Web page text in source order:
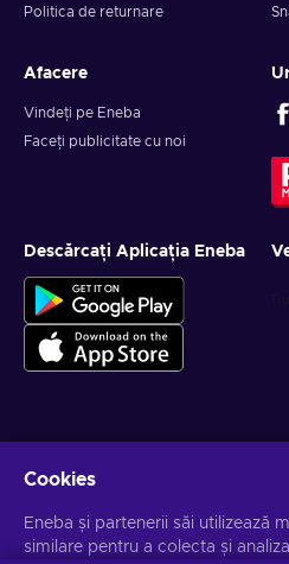
Politica de returnare
Afacere
Vindeți pe Eneba
Faceți publicitate cu noi
Descărcați Aplicația Eneba
Te poți dezabona la orice moment.
Cookies
Eneba și partenerii săi utilizează
similare pentru a colecta și